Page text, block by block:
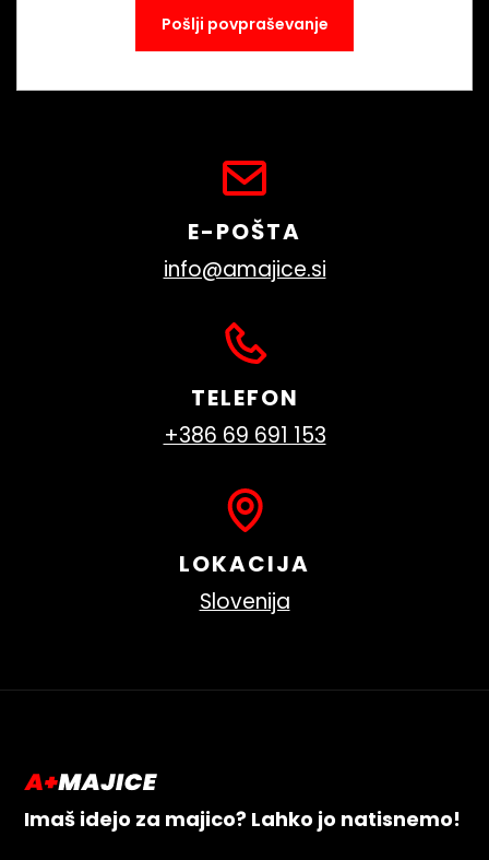
E-POŠTA
info@amajice.si
TELEFON
+386 69 691 153
LOKACIJA
Slovenija
Imaš idejo za majico? Lahko jo natisnemo!